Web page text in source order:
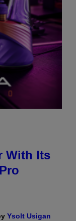
With Its
Ysolt Usigan